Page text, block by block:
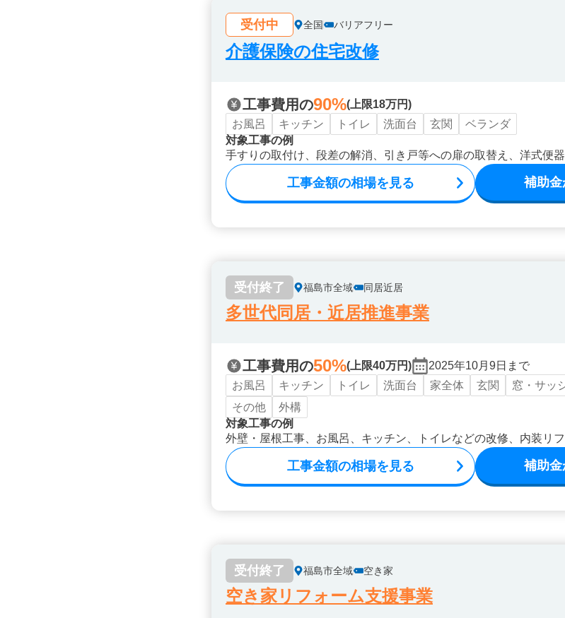
受付中 全国 バリアフリー
介護保険の住宅改修
工事費用の90%(上限18万円)
お風呂
キッチン トイレ 洗面台 玄関
ベランダ
対象工事の例
手すりの取付け、段差の解消、引き戸等への扉の取替え、洋式便
工事金額の相場を見る 補助
受付終了 福島市全域 同居近居
多世代同居・近居推進事業
工事費用の50%(上限40万円)
2025年10月9日まで
お風呂
キッチン トイレ 洗面台 家全体 玄関 窓・サッ
その他
外構
対象工事の例
外壁・屋根工事、お風呂、キッチン、トイレなどの改修、内装リ
工事金額の相場を見る 補助
受付終了 福島市全域 空き家
空き家リフォーム支援事業